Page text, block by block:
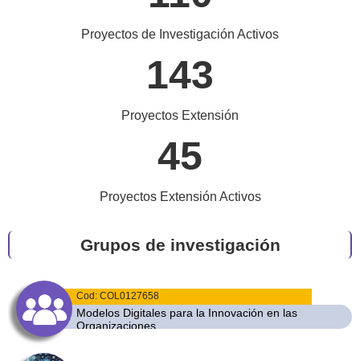
Proyectos de Investigación Activos
143
Proyectos Extensión
45
Proyectos Extensión Activos
Grupos de investigación
Cod: COL0127658
Modelos Digitales para la Innovación en las
Organizaciones